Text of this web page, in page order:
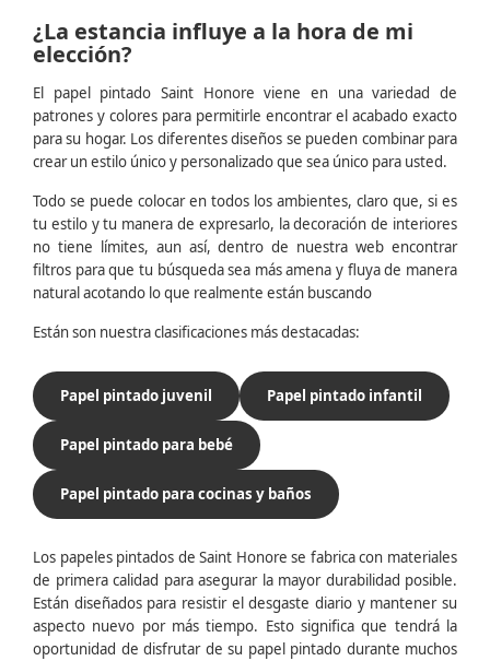
¿La estancia influye a la hora de mi
elección?
El papel pintado Saint Honore viene en una variedad de
patrones y colores para permitirle encontrar el acabado exacto
para su hogar. Los diferentes diseños se pueden combinar para
crear un estilo único y personalizado que sea único para usted.
Todo se puede colocar en todos los ambientes, claro que, si es
tu estilo y tu manera de expresarlo, la decoración de interiores
no tiene límites, aun así, dentro de nuestra web encontrar
filtros para que tu búsqueda sea más amena y fluya de manera
natural acotando lo que realmente están buscando
Están son nuestra clasificaciones más destacadas:
Papel pintado juvenil Papel pintado infantil
Papel pintado para bebé
Papel pintado para cocinas y baños
Los papeles pintados de Saint Honore se fabrica con materiales
de primera calidad para asegurar la mayor durabilidad posible.
Están diseñados para resistir el desgaste diario y mantener su
aspecto nuevo por más tiempo. Esto significa que tendrá la
oportunidad de disfrutar de su papel pintado durante muchos